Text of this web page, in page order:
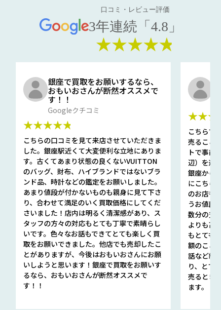
口コミ・レビュー評価
3年連続「4.8」
★★★★★
銀座で買取をお願いするなら、
おもいおさんが断然オススメで
す！！
Googleクチコミ
★★★★★
こちらの口コミを見て来店させていただきま
した。銀座駅近くて大変便利な立地にありま
す。古くてあまり状態の良くないVUITTON
のバッグ、財布、ハイブランドではないブラ
ンド品、時計などの鑑定をお願いしました。
あまり値段が付かないものも親身に見て下さ
り、合わせて満足のいく買取価格にしてくだ
さいました！店内は明るく清潔感があり、ス
タッフの方々の対応もとても丁寧で素晴らし
いです。色々なお話もできてとても楽しく買
取をお願いできました。他店でも売却したこ
とがありますが、今後はおもいおさんにお願
いしようと思います！銀座で買取をお願いす
るなら、おもいおさんが断然オススメで
す！！
こちらで
売ること
トで事前
辺）を選
銀座から
にこちら
のお店も
うお値段
数分の査
よりも高
もとても
額のこと
話など細
り、とて
売るとき
ます。